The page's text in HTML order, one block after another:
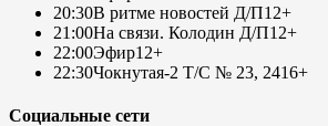
20:30В ритме новостей Д/П12+
21:00На связи. Колодин Д/П12+
22:00Эфир12+
22:30Чокнутая-2 Т/С № 23, 2416+
Социальные сети